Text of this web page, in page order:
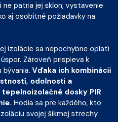
patria jej sklon, vystavenie
aj osobitné požiadavky na
izolácie sa nepochybne oplatí
Zároveň prispieva k
Vďaka ich kombinácii
odolnosti a
dosky PIR
Hodia sa pre každého, kto
svojej šikmej strechy.